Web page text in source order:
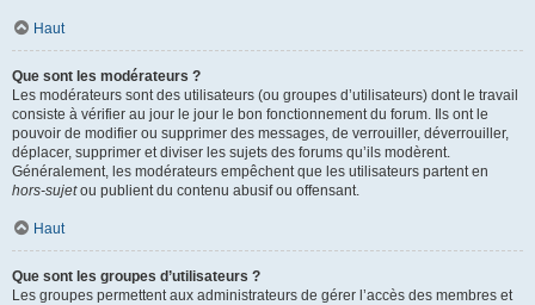
Haut
Que sont les modérateurs ?
Les modérateurs sont des utilisateurs (ou groupes d’utilisateurs) dont le travail
consiste à vérifier au jour le jour le bon fonctionnement du forum. Ils ont le
pouvoir de modifier ou supprimer des messages, de verrouiller, déverrouiller,
déplacer, supprimer et diviser les sujets des forums qu’ils modèrent.
Généralement, les modérateurs empêchent que les utilisateurs partent en
hors-sujetou publient du contenu abusif ou offensant.
Haut
Que sont les groupes d’utilisateurs ?
Les groupes permettent aux administrateurs de gérer l’accès des membres et